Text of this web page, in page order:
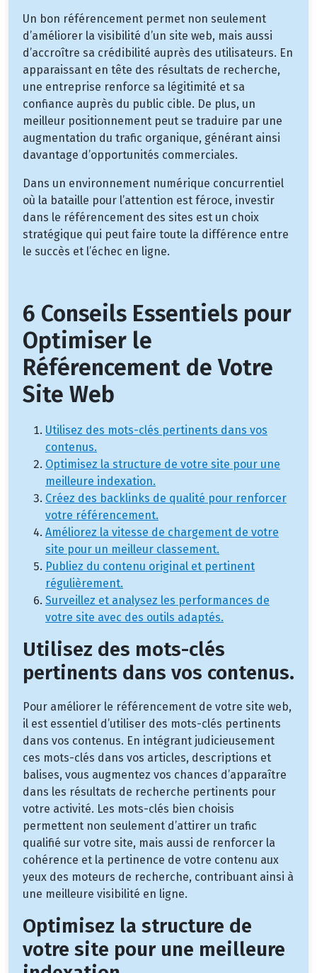
Un bon référencement permet non seulement
d’améliorer la visibilité d’un site web, mais aussi
d’accroître sa crédibilité auprès des utilisateurs. En
apparaissant en tête des résultats de recherche,
une entreprise renforce sa légitimité et sa
confiance auprès du public cible. De plus, un
meilleur positionnement peut se traduire par une
augmentation du trafic organique, générant ainsi
davantage d’opportunités commerciales.
Dans un environnement numérique concurrentiel
où la bataille pour l’attention est féroce, investir
dans le référencement des sites est un choix
stratégique qui peut faire toute la différence entre
le succès et l’échec en ligne.
6 Conseils Essentiels pour
Optimiser le
Référencement de Votre
Site Web
Utilisez des mots-clés pertinents dans vos
contenus.
Optimisez la structure de votre site pour une
meilleure indexation.
Créez des backlinks de qualité pour renforcer
votre référencement.
Améliorez la vitesse de chargement de votre
site pour un meilleur classement.
Publiez du contenu original et pertinent
régulièrement.
Surveillez et analysez les performances de
votre site avec des outils adaptés.
Utilisez des mots-clés
pertinents dans vos contenus.
Pour améliorer le référencement de votre site web,
il est essentiel d’utiliser des mots-clés pertinents
dans vos contenus. En intégrant judicieusement
ces mots-clés dans vos articles, descriptions et
balises, vous augmentez vos chances d’apparaître
dans les résultats de recherche pertinents pour
votre activité. Les mots-clés bien choisis
permettent non seulement d’attirer un trafic
qualifié sur votre site, mais aussi de renforcer la
cohérence et la pertinence de votre contenu aux
yeux des moteurs de recherche, contribuant ainsi à
une meilleure visibilité en ligne.
Optimisez la structure de
votre site pour une meilleure